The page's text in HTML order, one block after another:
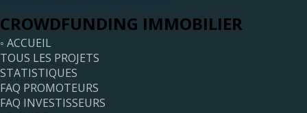
CROWDFUNDING IMMOBILIER
◦ ACCUEIL
TOUS LES PROJETS
STATISTIQUES
FAQ PROMOTEURS
FAQ INVESTISSEURS